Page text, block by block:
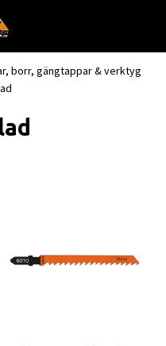
borr, gängtappar & verktyg